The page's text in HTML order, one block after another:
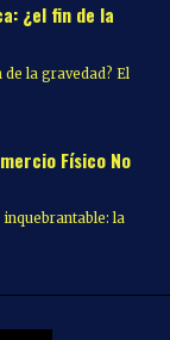
¿el fin de la
la gravedad? El
Físico No
la